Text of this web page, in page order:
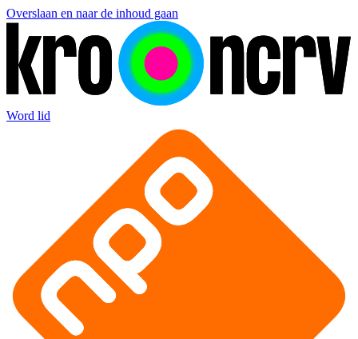
Overslaan en naar de inhoud gaan
Word lid